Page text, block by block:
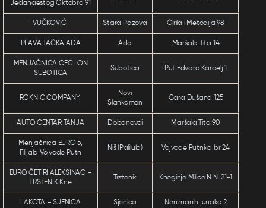
Jedanaestog Oktobra 91
VUČKOVIĆ Stara Pazova Ćirila i Metodija 98
PLAVA TAČKA ADA Ada Maršala Tita 14
MENJAČNICA CFC LON
SUBOTICA
Subotica Put Edvard Kardelj 1
ROKNIĆ COMPANY
Novi
Slankamen
Cara Dušana 125
AUTO CENTAR TANJA Dobanovci Maršala Tita 90
Menjačnica EURO 5,
Filijala Vojvode Putn
Niš (Palilula) Vojvode Putnika br 24
EURO ČETIRI ALEKSINAC –
TRSTENIK Kne
Trstenik Kneginje Milice N.N. 21-1
LAKOTA – SJENICA Sjenica Nenznanih junaka 2